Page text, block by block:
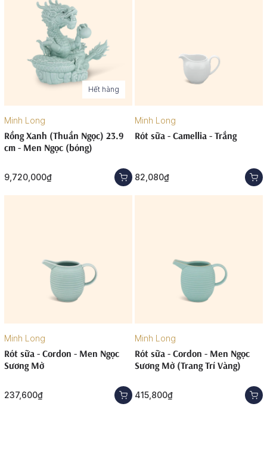
Hết hàng
Minh Long
Rồng Xanh (Thuần Ngọc) 23.9
cm - Men Ngọc (bóng)
9,720,000₫
Minh Long
Rót sữa - Camellia - Trắng
82,080₫
Minh Long
Rót sữa - Cordon - Men Ngọc
Sương Mờ
237,600₫
Minh Long
Rót sữa - Cordon - Men Ngọc
Sương Mờ (Trang Trí Vàng)
415,800₫